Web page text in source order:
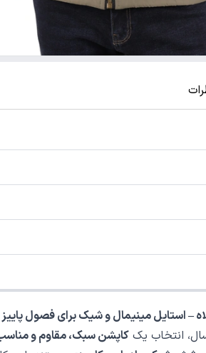
– استایل مینیمال و شیک برای فصول
انتخاب یک کاپشن سبک، مقاوم و مناسب